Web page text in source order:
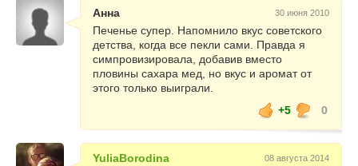
Анна 30 июня 2010
Печенье супер. Напомнило вкус советского
детства, когда все пекли сами. Правда я
симпровизировала, добавив вместо
пловины сахара мед, но вкус и аромат от
этого только выиграли.
+5
0
YuliaBorodina 08 августа 2014